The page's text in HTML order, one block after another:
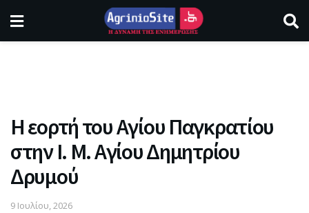
Η εορτή του Αγίου Παγκρατίου
στην Ι. Μ. Αγίου Δημητρίου
Δρυμού
9 Ιουλίου, 2026